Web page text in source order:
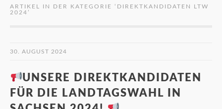
ARTIKEL IN DER KATEGORIE ‘ DIREKTKANDIDATEN LTW
2024 ’
30. AUGUST 2024
UNSERE DIREKTKANDIDATEN
FÜR DIE LANDTAGSWAHL IN